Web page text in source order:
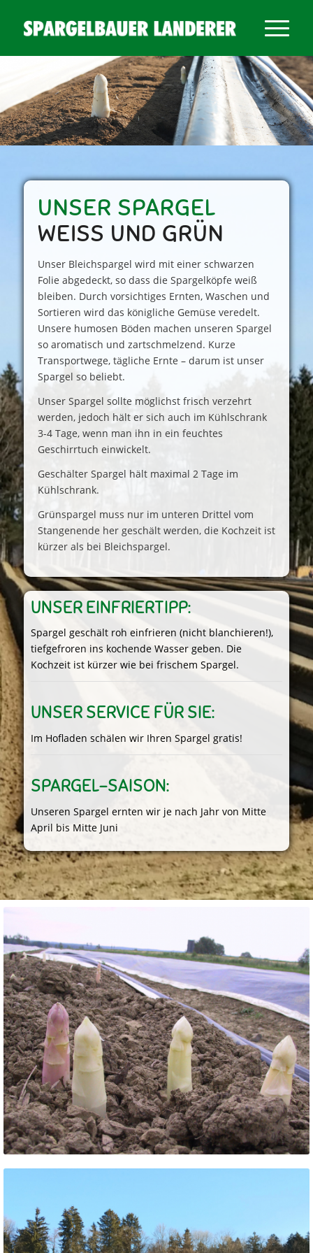
UNSER SPARGEL
WEISS UND GRÜN
Unser Bleichspargel wird mit einer schwarzen
Folie abgedeckt, so dass die Spargelköpfe weiß
bleiben. Durch vorsichtiges Ernten, Waschen und
Sortieren wird das königliche Gemüse veredelt.
Unsere humosen Böden machen unseren Spargel
so aromatisch und zartschmelzend. Kurze
Transportwege, tägliche Ernte – darum ist unser
Spargel so beliebt.
Unser Spargel sollte möglichst frisch verzehrt
werden, jedoch hält er sich auch im Kühlschrank
3-4 Tage, wenn man ihn in ein feuchtes
Geschirrtuch einwickelt.
Geschälter Spargel hält maximal 2 Tage im
Kühlschrank.
Grünspargel muss nur im unteren Drittel vom
Stangenende her geschält werden, die Kochzeit ist
kürzer als bei Bleichspargel.
UNSER EINFRIERTIPP:
Spargel geschält roh einfrieren (nicht blanchieren!),
tiefgefroren ins kochende Wasser geben. Die
Kochzeit ist kürzer wie bei frischem Spargel.
UNSER SERVICE FÜR SIE:
Im Hofladen schälen wir Ihren Spargel gratis!
SPARGEL-SAISON:
Unseren Spargel ernten wir je nach Jahr von Mitte
April bis Mitte Juni